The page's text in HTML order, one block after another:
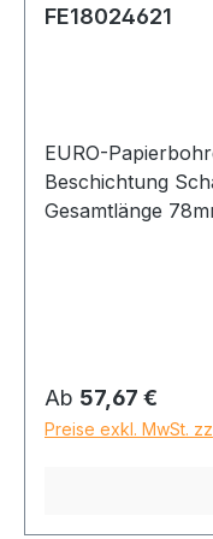
FE18024621
EURO-
Beschichtung
Gesamtlänge
Regulärer Preis:
Ab 57,67 €
Preise exkl. MwSt.